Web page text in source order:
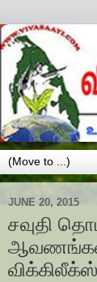
JUNE 20, 2015
சவுதி